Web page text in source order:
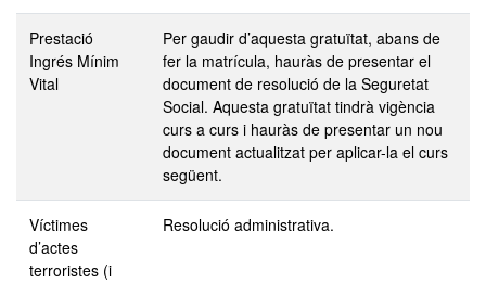
Prestació
Ingrés Mínim
Vital
Per gaudir d’aquesta gratuïtat, abans de
fer la matrícula, hauràs de presentar el
document de resolució de la Seguretat
Social. Aquesta gratuïtat tindrà vigència
curs a curs i hauràs de presentar un nou
document actualitzat per aplicar-la el curs
següent.
Víctimes
d’actes
terroristes (i
Resolució administrativa.